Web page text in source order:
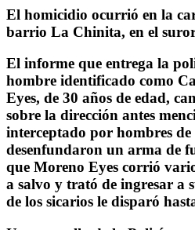
El homicidio ocurrió en la
barrio La Chinita, en el
El informe que entrega la
hombre identificado como
Eyes, de 30 años de edad,
sobre la dirección antes
interceptado por hombres de
desenfundaron un arma de
que Moreno Eyes corrió
a salvo y trató de ingresar a
de los sicarios le disparó